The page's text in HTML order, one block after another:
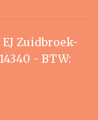
Zuidbroek-
- BTW: